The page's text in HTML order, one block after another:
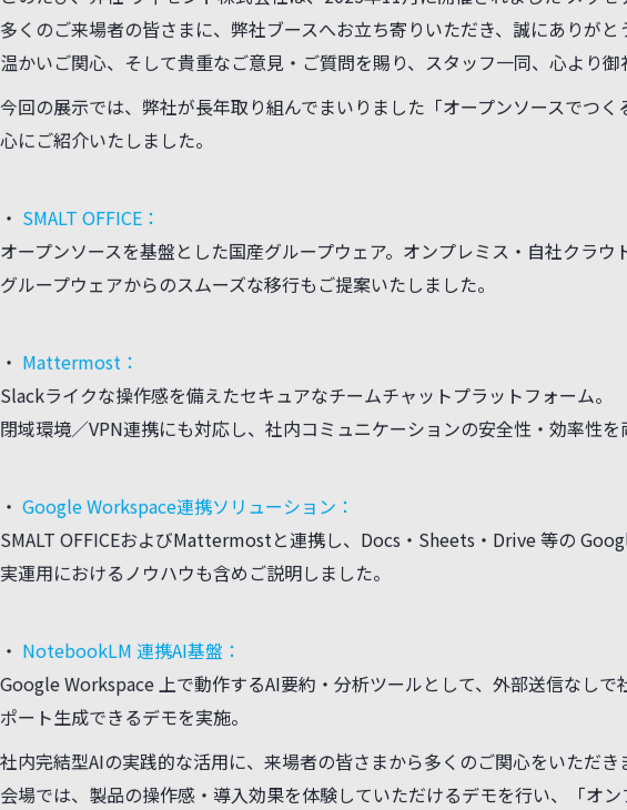
このたび、弊社 ヴィセント株式会社は、2025年11月に開催されました メッセ
多くのご来場者の皆さまに、弊社ブースへお立ち寄りいただき、誠にありがと
温かいご関心、そして貴重なご意見・ご質問を賜り、スタッフ一同、心より御
今回の展示では、弊社が長年取り組んでまいりました「オープンソースでつ
・SMALT OFFICE：
オープンソースを基盤とした国産グループウェア。オンプレミス・自社クラ
・Mattermost：
Slackライクな操作感を備えたセキュアなチームチャットプラットフォーム。
・Google Workspace連携ソリューション：
SMALT OFFICEおよびMattermostと連携し、Docs・Sheets・Drive 等の
・NotebookLM 連携AI基盤：
Google Workspace 上で動作するAI要約・分析ツールとして、外部送信なしで
ポート生成できるデモを実施。
社内完結型AIの実践的な活用に、来場者の皆さまから多くのご関心をいただき